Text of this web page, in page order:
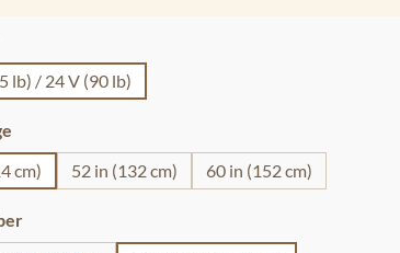
lb) / 24 V (90 lb)
cm)
52 in (132 cm) 60 in (152 cm)
auswählen